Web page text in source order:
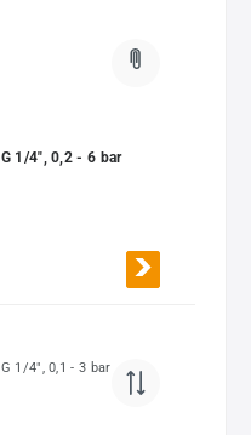
1/4", 0,2 - 6 bar